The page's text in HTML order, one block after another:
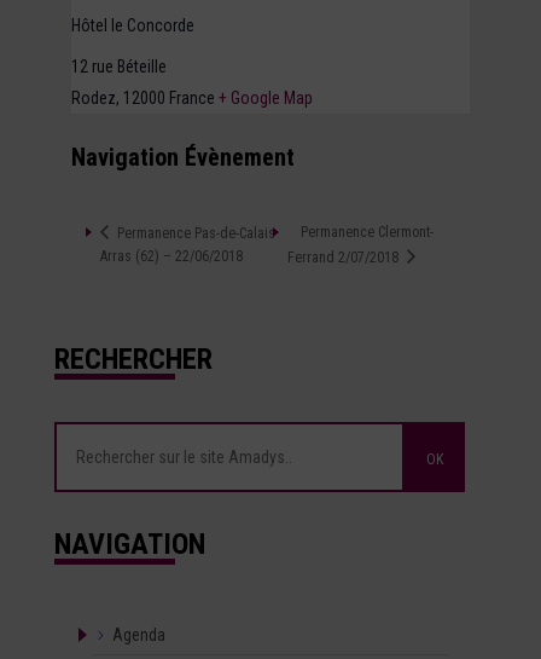
Hôtel le Concorde
12 rue Béteille
Rodez, 12000 France + Google Map
Navigation Évènement
Permanence Pas-de-Calais
Arras (62) – 22/06/2018
Permanence Clermont-
Ferrand 2/07/2018
RECHERCHER
NAVIGATION
Agenda